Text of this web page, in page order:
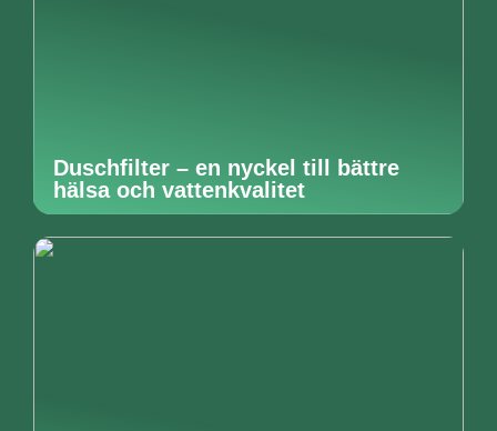
Duschfilter – en nyckel till bättre
hälsa och vattenkvalitet